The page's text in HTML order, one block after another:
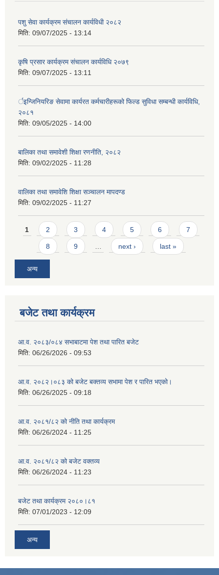
पशु सेवा कार्यक्रम संचालन कार्यविधी २०८२
मिति: 09/07/2025 - 13:14
कृषि प्रसार कार्यक्रम संचालन कार्यविधि २०७९
मिति: 09/07/2025 - 13:11
र्इन्जिनियरिङ सेवामा कार्यरत कर्मचारीहरूको फिल्ड सुविधा सम्बन्धी कार्यविधि,
२०८१
मिति: 09/05/2025 - 14:00
बालिका तथा समावेशी शिक्षा रणनीति, २०८२
मिति: 09/02/2025 - 11:28
वालिका तथा समावेशि शिक्षा सञ्चालन मापदण्ड
मिति: 09/02/2025 - 11:27
Pages
1 2 3 4 5 6 7
8 9 next › last »
अन्य
बजेट तथा कार्यक्रम
आ.व. २०८३/०८४ सभाबाटमा पेश तथा पारित बजेट
मिति: 06/26/2026 - 09:53
आ‍.व. २०८२।०८३ को बजेट बक्तव्य सभामा पेश र पारित भएको।
मिति: 06/26/2025 - 09:18
आ.व. २०८१/८२ को नीति तथा कार्यक्रम
मिति: 06/26/2024 - 11:25
आ.व. २०८१/८२ को बजेट वक्तव्य
मिति: 06/26/2024 - 11:23
बजेट तथा कार्यक्रम २०८०।८१
मिति: 07/01/2023 - 12:09
अन्य